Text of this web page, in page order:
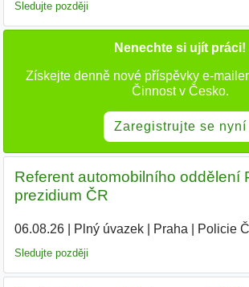
Sledujte později
Nenechte si ujít práci!
Získejte denně nové příspěvky e-
Činnost v Česko.
Zaregistrujte se nyní
Referent automobilního oddělení
prezidium ČR
06.08.26| Plný úvazek| Praha Policie
Sledujte později